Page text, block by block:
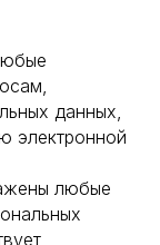
данных,
электронной
любые